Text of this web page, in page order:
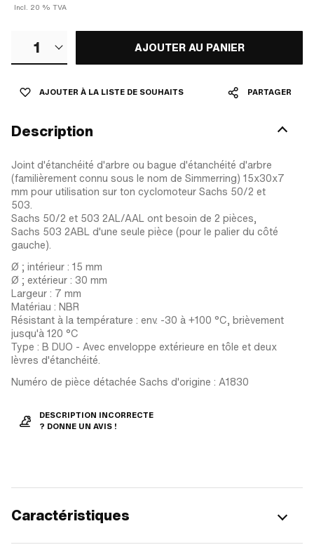
Incl. 20 % TVA
1 AJOUTER AU PANIER
AJOUTER À LA LISTE DE SOUHAITS PARTAGER
Description
Joint d'étanchéité d'arbre ou bague d'étanchéité d'arbre
(familièrement connu sous le nom de Simmerring) 15x30x7
mm pour utilisation sur ton cyclomoteur Sachs 50/2 et
503.
Sachs 50/2 et 503 2AL/AAL ont besoin de 2 pièces,
Sachs 503 2ABL d'une seule pièce (pour le palier du côté
gauche).
Ø ; intérieur : 15 mm
Ø ; extérieur : 30 mm
Largeur : 7 mm
Matériau : NBR
Résistant à la température : env. -30 à +100 °C, brièvement
jusqu'à 120 °C
Type : B DUO - Avec enveloppe extérieure en tôle et deux
lèvres d'étanchéité.
Numéro de pièce détachée Sachs d'origine : A1830
DESCRIPTION INCORRECTE
? DONNE UN AVIS !
Caractéristiques